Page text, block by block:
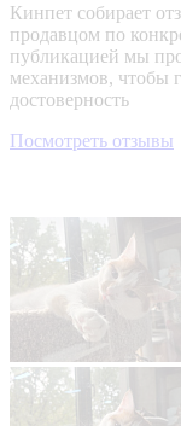
Кинпет собирает
продавцом по
публикацией мы
механизмов, чтобы
достоверность
Посмотреть отзывы